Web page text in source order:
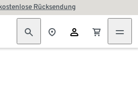
Rücksendung